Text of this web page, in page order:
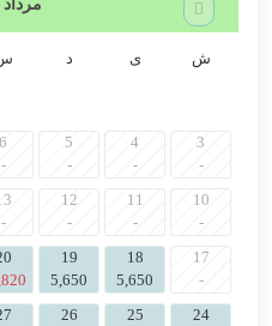
مرداد 1405
ش ی د
3
-
4
-
5
-
6
-
10
-
11
-
12
-
-
17
-
18
5,650
19
5,650
24
25
26